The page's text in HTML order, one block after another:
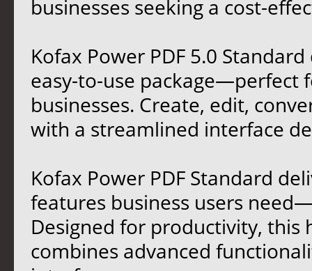
businesses seeking a cost-
Kofax Power PDF 5.0
easy-to-use package—perfect
businesses. Create, edit,
with a streamlined interface
Kofax Power PDF Standard
features business users
Designed for productivity, this
combines advanced